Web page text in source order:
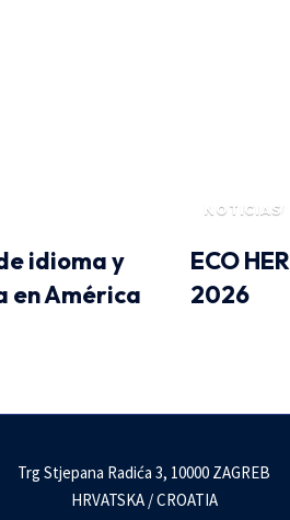
idioma y
en América
NOTICIAS
ECO
2026
Trg Stjepana Radića 3, 10000 ZAGREB
HRVATSKA / CROATIA